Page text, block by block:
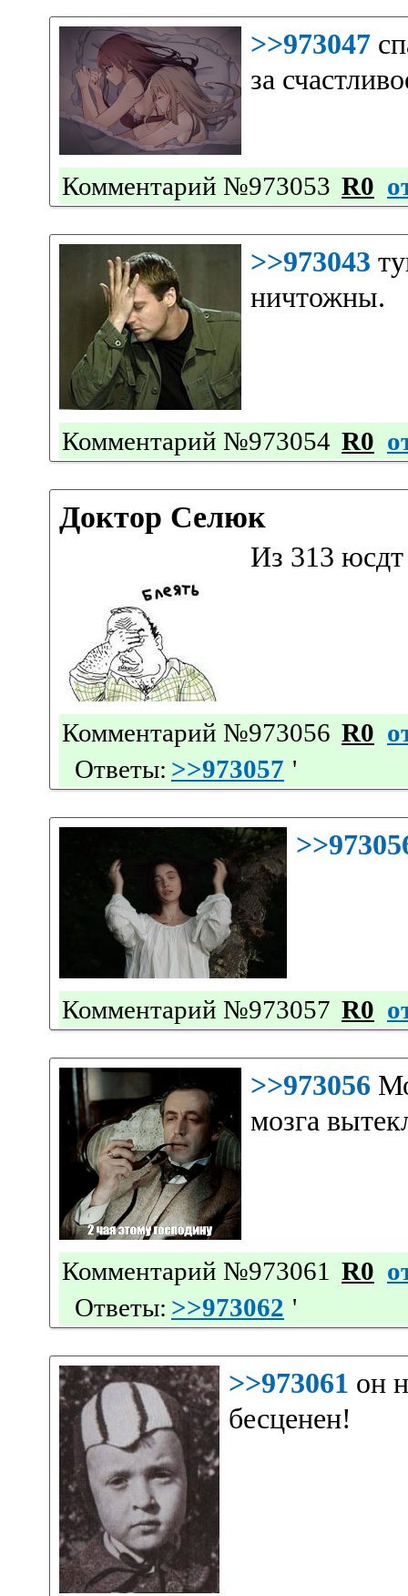
>>973047
за
Комментарий №973053 R0
>>973043
ничтожны.
Комментарий №973054 R0
Доктор Селюк
Из 313 юсдт
Комментарий №973056 R0
Ответы: >>973057 '
Комментарий №973057 R0
>>973056
мозга
Комментарий №973061 R0
Ответы: >>973062 '
>>973061 он
бесценен!